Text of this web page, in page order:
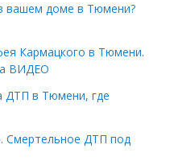
вашем доме в Тюмени?
Кармацкого в Тюмени.
ВИДЕО
в Тюмени, где
Смертельное ДТП под